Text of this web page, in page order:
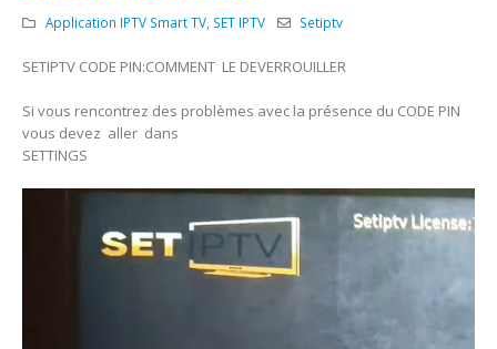
Application IPTV Smart TV, SET IPTV Setiptv
SETIPTV CODE PIN:COMMENT LE DEVERROUILLER
Si vous rencontrez des problèmes avec la présence du CODE PIN
vous devez aller dans
SETTINGS